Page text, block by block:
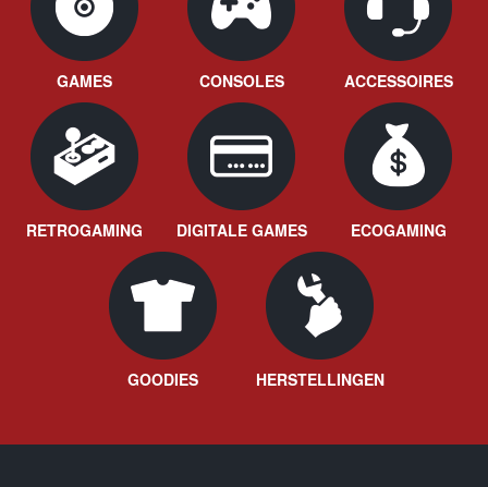
GAMES CONSOLES ACCESSOIRES
RETROGAMING DIGITALE GAMES ECOGAMING
GOODIES HERSTELLINGEN